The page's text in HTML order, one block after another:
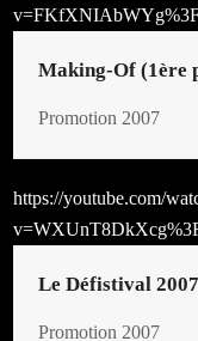
Making-Of (1ère
Promotion 2007
https://youtube.com/
Le Défistival 2007
Promotion 2007